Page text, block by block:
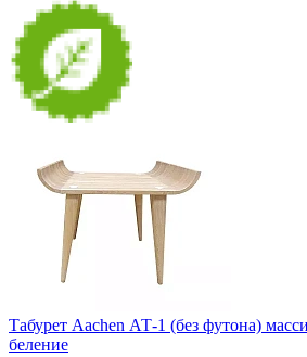
Табурет Aachen АТ-1 (без футона)
беление